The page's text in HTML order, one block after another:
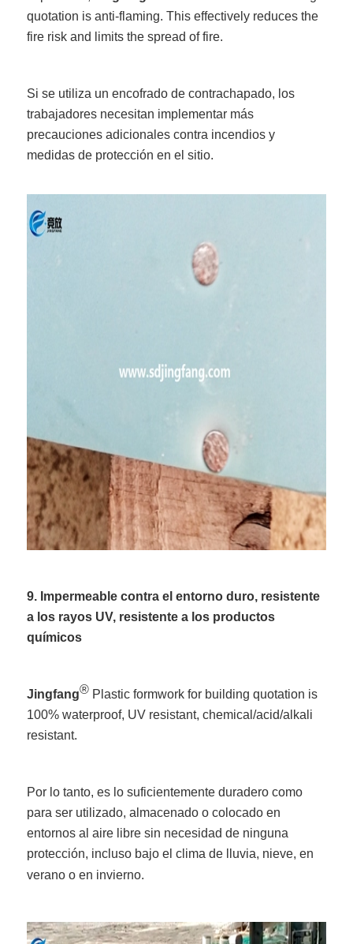
quotation is anti-flaming. This effectively reduces the
fire risk and limits the spread of fire.
Si se utiliza un encofrado de contrachapado, los
trabajadores necesitan implementar más
precauciones adicionales contra incendios y
medidas de protección en el sitio.
9. Impermeable contra el entorno duro, resistente
a los rayos UV, resistente a los productos
químicos
Jingfang® Plastic formwork for building quotation is
100% waterproof, UV resistant, chemical/acid/alkali
resistant.
Por lo tanto, es lo suficientemente duradero como
para ser utilizado, almacenado o colocado en
entornos al aire libre sin necesidad de ninguna
protección, incluso bajo el clima de lluvia, nieve, en
verano o en invierno.